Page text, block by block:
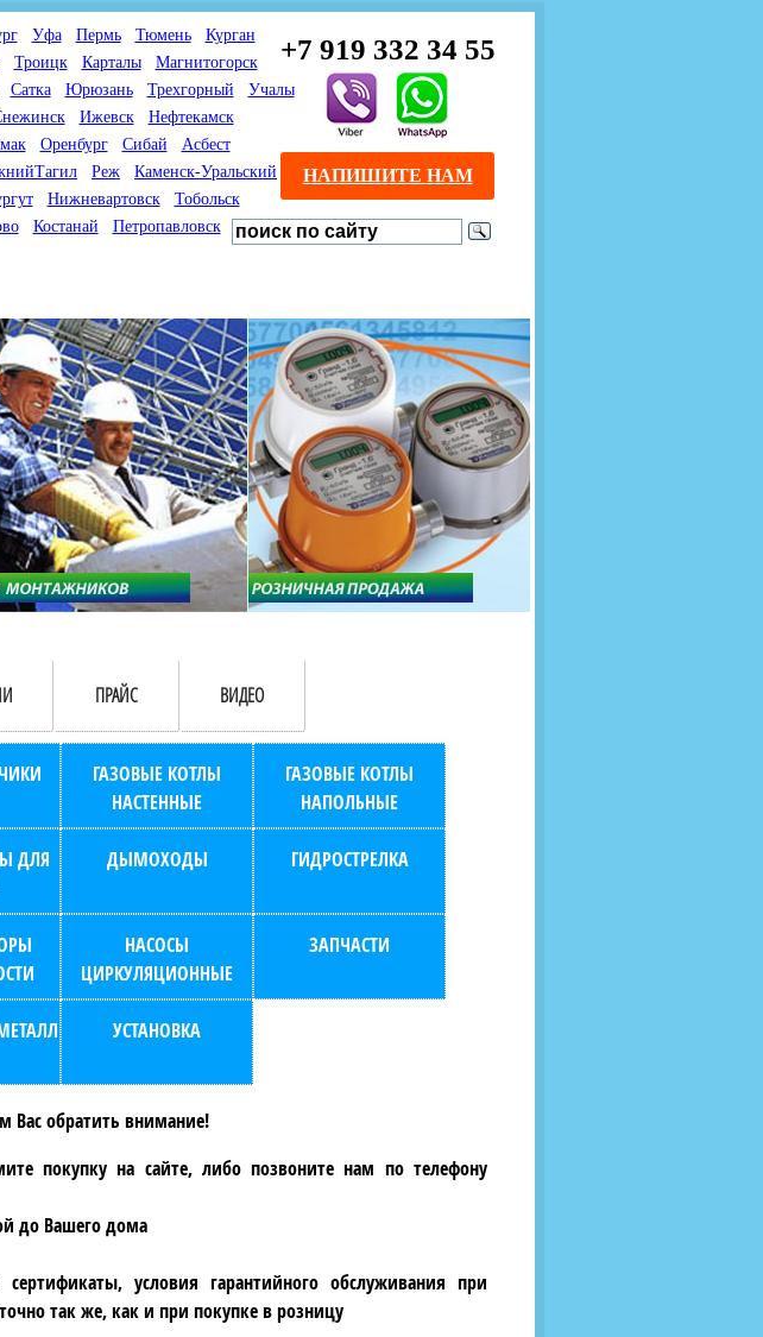
+7 919 332 34 55
Уфа Пермь Тюмень
Курган
Троицк Карталы
Магнитогорск
Сатка Юрюзань Трехгорный
Учалы
Ижевск
Нефтекамск
Оренбург Сибай
Асбест
Реж
Каменск-Уральский
Нижневартовск
Тобольск
Костанай Петропавловск
НАПИШИТЕ НАМ
на
магазинов
оборудования.
полный
товара для
магазина газового
в Вашем
Мы знаем что будет
Предлагаем взаимовыгодное
сотрудничество
монтажникам газового
оборудования. Если Вы
занимаетесь установкой
газового оборудования, мы
предлагаем Вам оптовые
цены и документарное
сопровождение Ваших
продаж (берем всю
бухгалтерию "на себя")
ПРАЙС ВИДЕО
ГАЗОВЫЕ КОТЛЫ
НАСТЕННЫЕ
ГАЗОВЫЕ КОТЛЫ
НАПОЛЬНЫЕ
ДЛЯ
ДЫМОХОДЫ ГИДРОСТРЕЛКА
НАСОСЫ
ЦИРКУЛЯЦИОННЫЕ
ЗАПЧАСТИ
УСТАНОВКА
Вас обратить внимание!
покупку на сайте, либо позвоните нам по телефону
до Вашего дома
условия гарантийного обслуживания при
так же, как и при покупке в розницу